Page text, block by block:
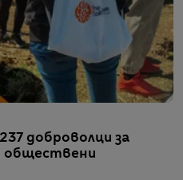
доброволци за
обществени